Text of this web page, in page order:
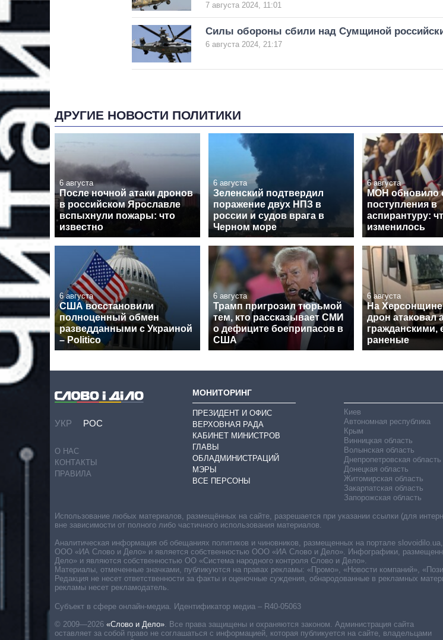
7 августа 2024, 11:01
Силы обороны сбили над Сумщиной
6 августа 2024, 21:17
ДРУГИЕ НОВОСТИ ПОЛИТИКИ
6 августа
После ночной атаки дронов
в российском Ярославле
вспыхнули пожары: что
известно
6 августа
Зеленский подтвердил
поражение двух НПЗ в
россии и судов врага в
Черном море
6 августа
МОН обновило
поступления в
аспирантуру:
изменилось
6 августа
США восстановили
полноценный обмен
разведданными с Украиной
– Politico
6 августа
Трамп пригрозил тюрьмой
тем, кто рассказывает СМИ
о дефиците боеприпасов в
США
6 августа
На Херсонщине
дрон атаковал
гражданскими,
раненые
УКР РОС
О НАС
КОНТАКТЫ
ПРАВИЛА
МОНИТОРИНГ
ПРЕЗИДЕНТ И ОФИС
ВЕРХОВНАЯ РАДА
КАБИНЕТ МИНИСТРОВ
ГЛАВЫ
ОБЛАДМИНИСТРАЦИЙ
МЭРЫ
ВСЕ ПЕРСОНЫ
Киев
Автономная республика
Крым
Винницкая область
Волынская область
Днепропетровская область
Донецкая область
Житомирская область
Закарпатская область
Запорожская область
Субъект в сфере онлайн-медиа. Идентификатор медиа – R40-05063
© 2009—2026 «Слово и Дело». Все права защищены и охраняются законом. Администрация сайта
оставляет за собой право не соглашаться с информацией, которая публикуется на сайте, владельцами
Использование любых материалов, размещённых на сайте, разрешается при указании ссылки (для
вне зависимости от полного либо частичного использования материалов.
Аналитическая информация об обещаниях политиков и чиновников, размещенных на портале
ООО «ИА Слово и Дело» и является собственностью ООО «ИА Слово и Дело». Инфографики,
Дело» и являются собственностью ОО «Система народного контроля Слово и Дело».
Материалы, отмеченные значками, публикуются на правах рекламы: «Промо», «Новости компаний»,
Редакция не несет ответственности за факты и оценочные суждения, обнародованные в рекламных
рекламы несет рекламодатель.